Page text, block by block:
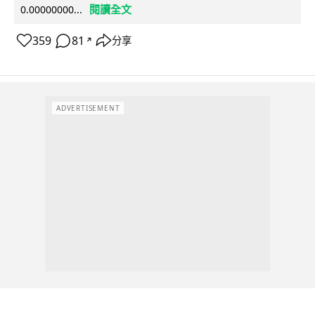
0.00000000...
閱讀全文
359 81 ↗ 分享
ADVERTISEMENT